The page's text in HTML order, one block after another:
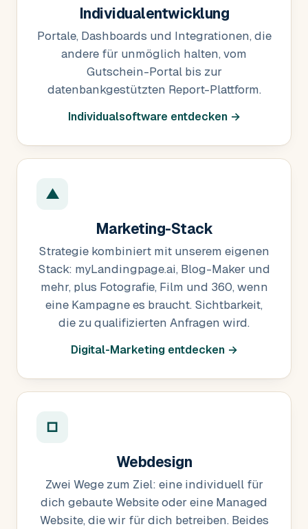
Individualentwicklung
Portale, Dashboards und Integrationen, die
andere für unmöglich halten, vom
Gutschein-Portal bis zur
datenbankgestützten Report-Plattform.
Individualsoftware entdecken →
▲
Marketing-Stack
Strategie kombiniert mit unserem eigenen
Stack: myLandingpage.ai, Blog-Maker und
mehr, plus Fotografie, Film und 360, wenn
eine Kampagne es braucht. Sichtbarkeit,
die zu qualifizierten Anfragen wird.
Digital-Marketing entdecken →
□
Webdesign
Zwei Wege zum Ziel: eine individuell für
dich gebaute Website oder eine Managed
Website, die wir für dich betreiben. Beides